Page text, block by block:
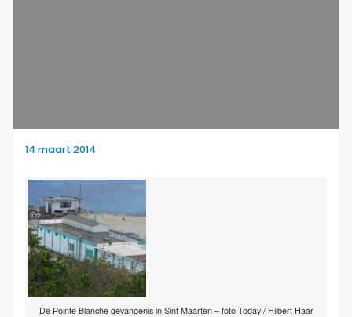
14 maart 2014
De Pointe Blanche gevangenis in Sint Maarten – foto Today / Hilbert Haar